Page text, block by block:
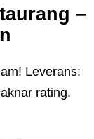
–
Leverans:
rating.